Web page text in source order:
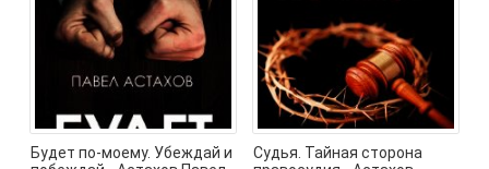
Будет по-моему. Убеждай и
Судья. Тайная сторона